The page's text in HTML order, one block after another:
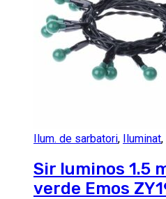
Ilum. de sarbatori, Iluminat,
Sir luminos 1.5
verde Emos